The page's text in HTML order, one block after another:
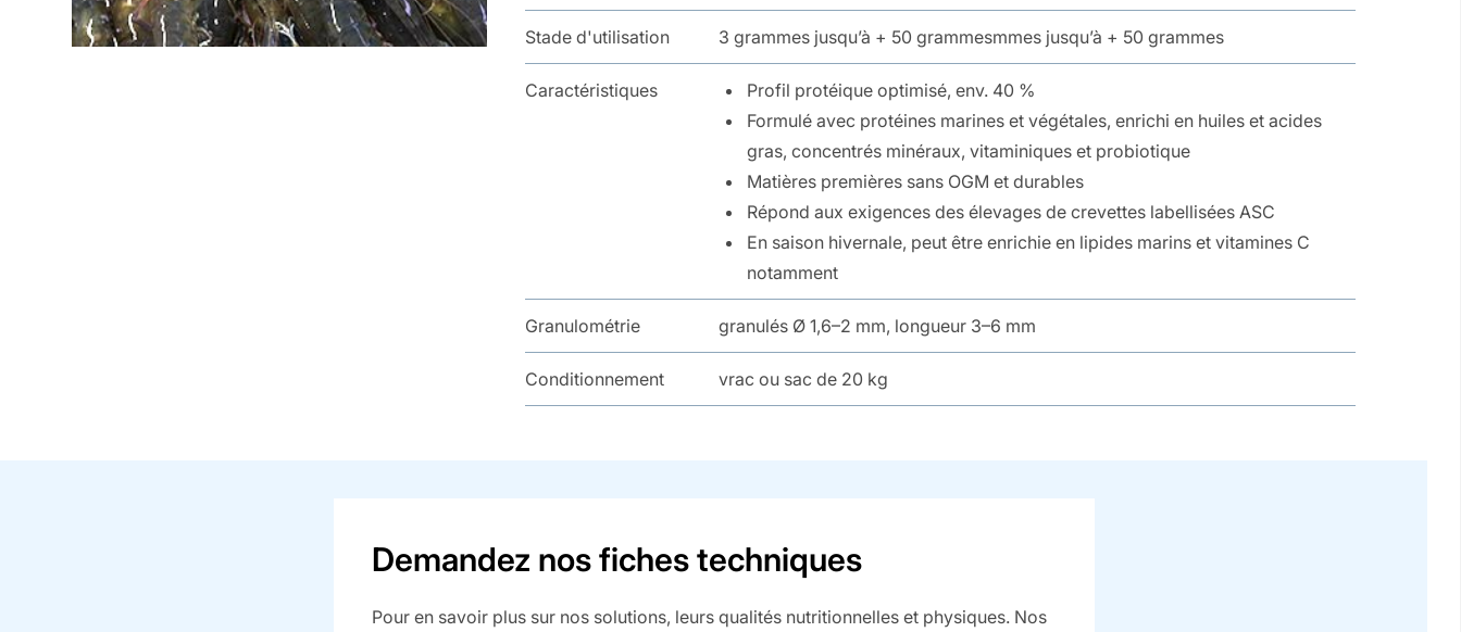
Stade d'utilisation 3 grammes jusqu’à + 50 grammesmmes jusqu’à + 50 grammes
Caractéristiques
Profil protéique optimisé, env. 40 %
Formulé avec protéines marines et végétales, enrichi en huiles et acides
gras, concentrés minéraux, vitaminiques et probiotique
Matières premières sans OGM et durables
Répond aux exigences des élevages de crevettes labellisées ASC
En saison hivernale, peut être enrichie en lipides marins et vitamines C
notamment
Granulométrie granulés Ø 1,6–2 mm, longueur 3–6 mm
Conditionnement vrac ou sac de 20 kg
Demandez nos fiches techniques
Pour en savoir plus sur nos solutions, leurs qualités nutritionnelles et physiques. Nos